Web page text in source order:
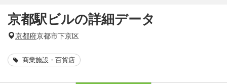
京都駅ビルの詳細データ
京都府京都市下京区
商業施設・百貨店